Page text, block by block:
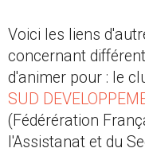
Voici les liens
concernant
d'animer pour : le
SUD
(Fédérération
l'Assistanat et du